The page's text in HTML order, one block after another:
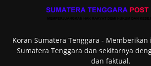
Koran Sumatera Tenggara -
Sumatera Tenggara dan sekitarnya
dan faktual.